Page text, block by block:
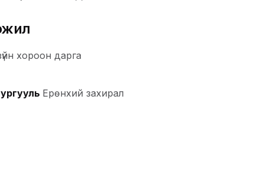
хороон дарга
Ерөнхий захирал